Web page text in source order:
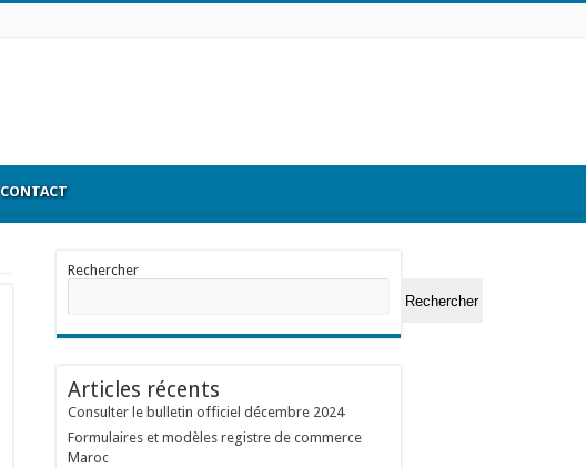
CONTACT
Rechercher
Rechercher
Articles récents
Consulter le bulletin officiel décembre 2024
Formulaires et modèles registre de commerce
Maroc